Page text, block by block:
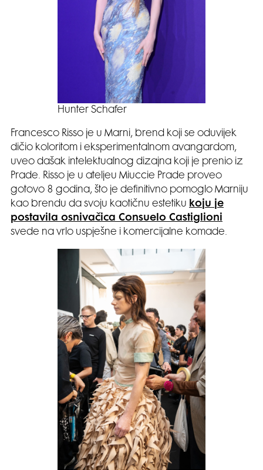
Hunter Schafer
Francesco Risso je u Marni, brend koji se oduvijek
dičio koloritom i eksperimentalnom avangardom,
uveo dašak intelektualnog dizajna koji je prenio iz
Prade. Risso je u ateljeu Miuccie Prade proveo
gotovo 8 godina, što je definitivno pomoglo Marniju
kao brendu da svoju kaotičnu estetiku koju je
postavila osnivačica Consuelo Castiglioni
svede na vrlo uspješne i komercijalne komade.